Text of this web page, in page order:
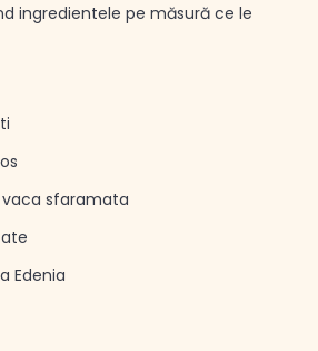
ingredientele pe măsură ce le
vaca sfaramata
Edenia